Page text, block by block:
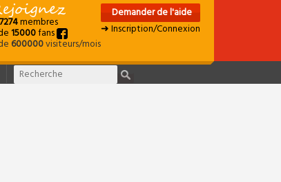
membres
15000fans
600000visiteurs/mois
Demander de l'aide
➜ Inscription/Connexion